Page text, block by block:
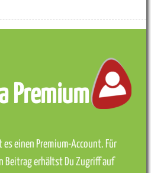
Premium
es einen Premium-Account. Für
Beitrag erhältst Du Zugriff auf